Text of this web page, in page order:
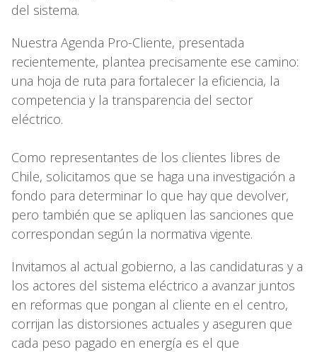
del sistema.
Nuestra Agenda Pro-Cliente, presentada
recientemente, plantea precisamente ese camino:
una hoja de ruta para fortalecer la eficiencia, la
competencia y la transparencia del sector
eléctrico.
Como representantes de los clientes libres de
Chile, solicitamos que se haga una investigación a
fondo para determinar lo que hay que devolver,
pero también que se apliquen las sanciones que
correspondan según la normativa vigente.
Invitamos al actual gobierno, a las candidaturas y a
los actores del sistema eléctrico a avanzar juntos
en reformas que pongan al cliente en el centro,
corrijan las distorsiones actuales y aseguren que
cada peso pagado en energía es el que